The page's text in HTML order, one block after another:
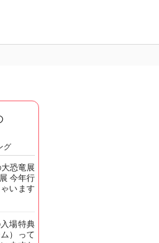
グ
恐竜展
今年行
います
場特典
）って